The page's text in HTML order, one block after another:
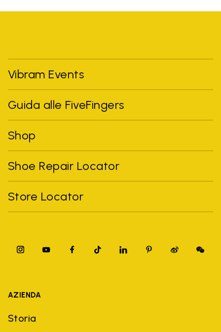
Vibram Events
Guida alle FiveFingers
Shop
Shoe Repair Locator
Store Locator
AZIENDA
Storia